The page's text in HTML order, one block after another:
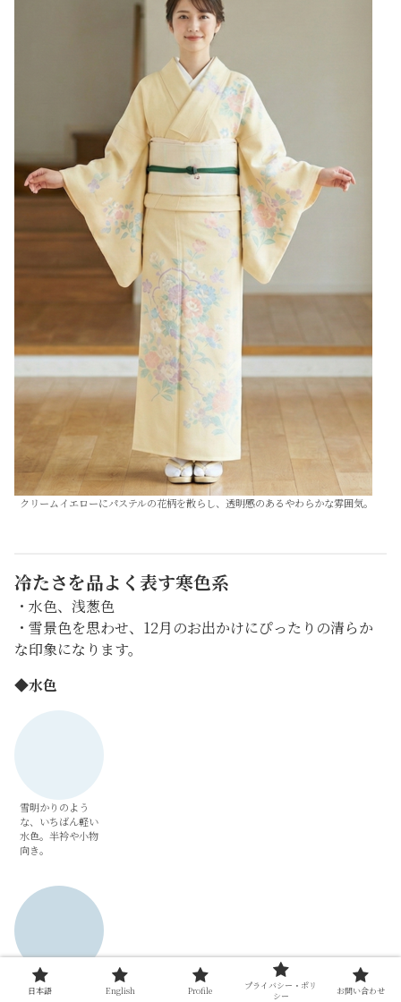
クリームイエローにパステルの花柄を散らし、透明感のあるやわらかな雰囲気。
冷たさを品よく表す寒色系
・水色、浅葱色
・雪景色を思わせ、12月のお出かけにぴったりの清らか
な印象になります。
◆水色
雪明かりのよう
な、いちばん軽い
水色。半衿や小物
向き。
冬の空気感が出る
基準色。着物にも
日本語 English Profile
プライバシー・ポリ
シー
お問い合わせ